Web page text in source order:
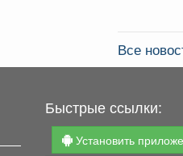
Все
Быстрые ссылки:
Установить